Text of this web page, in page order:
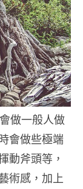
做一般人做
會做些極端
動斧頭等，
術感，加上